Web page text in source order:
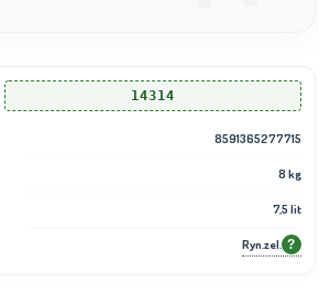
14314
8591365277715
8 kg
7,5 lit
Ryn.zel. ?